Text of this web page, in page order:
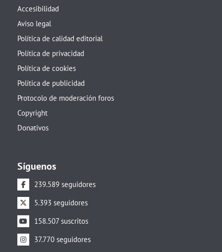
Accesibilidad
Aviso legal
Política de calidad editorial
Política de privacidad
Política de cookies
Política de publicidad
Protocolo de moderación foros
Copyright
Donativos
Síguenos
239.589 seguidores
5.393 seguidores
158.507 suscritos
37.770 seguidores